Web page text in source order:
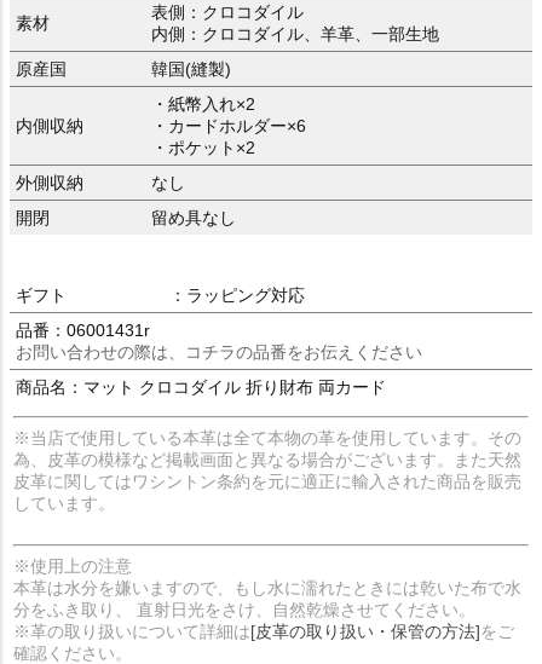
素材
表側：クロコダイル
内側：クロコダイル、羊革、一部生地
原産国
韓国(縫製)
内側収納
・紙幣入れ×2
・カードホルダー×6
・ポケット×2
外側収納
なし
開閉
留め具なし
ギフト
：ラッピング対応
品番：06001431r
お問い合わせの際は、コチラの品番をお伝えください
商品名：マット クロコダイル 折り財布 両カード
※当店で使用している本革は全て本物の革を使用しています。その
為、皮革の模様など掲載画面と異なる場合がございます。また天然
皮革に関してはワシントン条約を元に適正に輸入された商品を販売
しています。
※使用上の注意
本革は水分を嫌いますので、もし水に濡れたときには乾いた布で水
分をふき取り、 直射日光をさけ、自然乾燥させてください。
※革の取り扱いについて詳細は[皮革の取り扱い・保管の方法]をご
確認ください。